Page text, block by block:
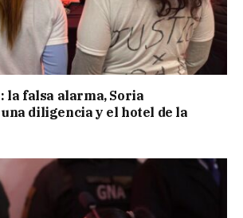
la falsa alarma, Soria
diligencia y el hotel de la